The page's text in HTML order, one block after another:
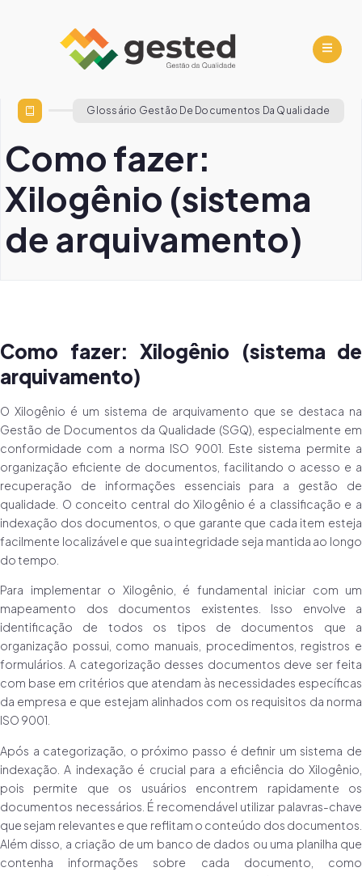
Glossário Gestão De Documentos Da Qualidade
Como fazer:
Xilogênio (sistema
de arquivamento)
Como fazer: Xilogênio (sistema de
arquivamento)
O Xilogênio é um sistema de arquivamento que se destaca na
Gestão de Documentos da Qualidade (SGQ), especialmente em
conformidade com a norma ISO 9001. Este sistema permite a
organização eficiente de documentos, facilitando o acesso e a
recuperação de informações essenciais para a gestão de
qualidade. O conceito central do Xilogênio é a classificação e a
indexação dos documentos, o que garante que cada item esteja
facilmente localizável e que sua integridade seja mantida ao longo
do tempo.
Para implementar o Xilogênio, é fundamental iniciar com um
mapeamento dos documentos existentes. Isso envolve a
identificação de todos os tipos de documentos que a
organização possui, como manuais, procedimentos, registros e
formulários. A categorização desses documentos deve ser feita
com base em critérios que atendam às necessidades específicas
da empresa e que estejam alinhados com os requisitos da norma
ISO 9001.
Após a categorização, o próximo passo é definir um sistema de
indexação. A indexação é crucial para a eficiência do Xilogênio,
pois permite que os usuários encontrem rapidamente os
documentos necessários. É recomendável utilizar palavras-chave
que sejam relevantes e que reflitam o conteúdo dos documentos.
Além disso, a criação de um banco de dados ou uma planilha que
contenha informações sobre cada documento, como